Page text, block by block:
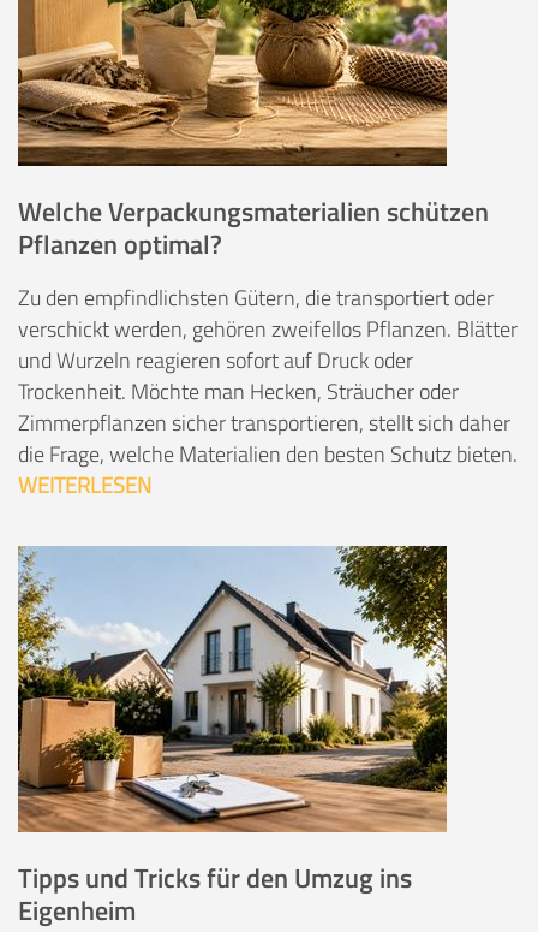
Welche Verpackungsmaterialien schützen
Pflanzen optimal?
Zu den empfindlichsten Gütern, die transportiert oder
verschickt werden, gehören zweifellos Pflanzen. Blätter
und Wurzeln reagieren sofort auf Druck oder
Trockenheit. Möchte man Hecken, Sträucher oder
Zimmerpflanzen sicher transportieren, stellt sich daher
die Frage, welche Materialien den besten Schutz bieten.
WEITERLESEN
Tipps und Tricks für den Umzug ins
Eigenheim